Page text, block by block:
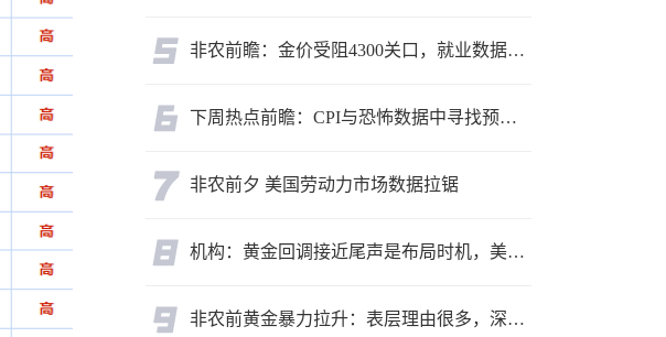
非农前瞻：金价受阻4300关口，就业数据是“火上浇油”还是“釜底抽薪”？
下周热点前瞻：CPI与恐怖数据中寻找预期差
非农前夕 美国劳动力市场数据拉锯
机构：黄金回调接近尾声是布局时机，美元后市或走弱转为利多因素
非农前黄金暴力拉升：表层理由很多，深层逻辑却让人困惑